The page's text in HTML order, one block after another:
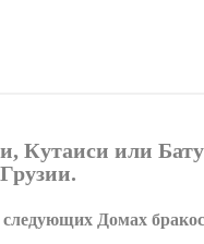
Кутаиси или
Домах